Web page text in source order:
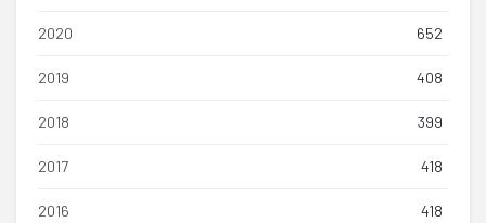
2020 652
2019 408
2018 399
2017 418
2016 418